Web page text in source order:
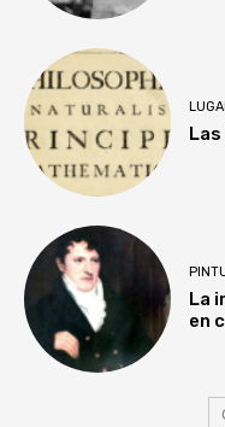
La
en